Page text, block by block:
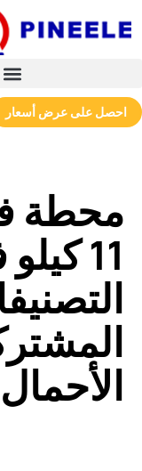
احصل على عرض أسعار
محطة
11
الأحمال